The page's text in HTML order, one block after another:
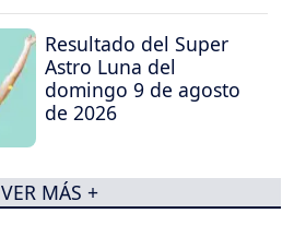
Resultado del Super
Astro Luna del
domingo 9 de agosto
de 2026
VER MÁS +